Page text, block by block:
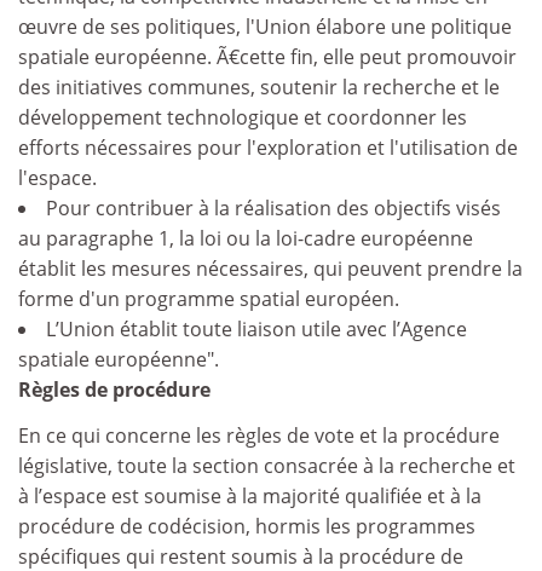
œuvre de ses politiques, l'Union élabore une politique
spatiale européenne. Ã€cette fin, elle peut promouvoir
des initiatives communes, soutenir la recherche et le
développement technologique et coordonner les
efforts nécessaires pour l'exploration et l'utilisation de
l'espace.
Pour contribuer à la réalisation des objectifs visés
au paragraphe 1, la loi ou la loi-cadre européenne
établit les mesures nécessaires, qui peuvent prendre la
forme d'un programme spatial européen.
L’Union établit toute liaison utile avec l’Agence
spatiale européenne".
Règles de procédure
En ce qui concerne les règles de vote et la procédure
législative, toute la section consacrée à la recherche et
à l’espace est soumise à la majorité qualifiée et à la
procédure de codécision, hormis les programmes
spécifiques qui restent soumis à la procédure de